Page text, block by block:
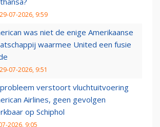
29-07-2026, 9:59
was niet de enige Amerikaanse
waarmee United een fusie
29-07-2026, 9:51
verstoort vluchtuitvoering
Airlines, geen gevolgen
op Schiphol
2026, 9:05